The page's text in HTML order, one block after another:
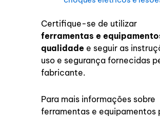
Certifique-se de utilizar
ferramentas e
qualidade e seguir as
uso e segurança fornecidas
fabricante.
Para mais informações sobre
ferramentas e equipamentos